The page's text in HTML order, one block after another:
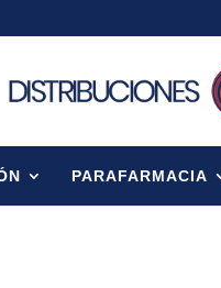
PARAFARMACIA